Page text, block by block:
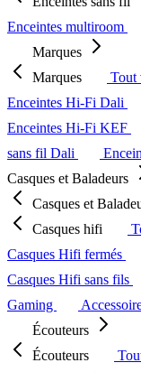
Enceintes multiroom
Marques
Marques
Tout
Enceintes Hi-Fi Dali
Enceintes Hi-Fi KEF
sans fil Dali
Casques et Baladeurs
Casques et
Casques hifi
Casques Hifi fermés
Casques Hifi sans fils
Gaming
Écouteurs
Écouteurs